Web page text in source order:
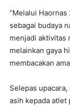
“Melalui
sebagai budaya
menjadi aktivitas
melainkan gaya
membacakan
Selepas
asih kepada atlet